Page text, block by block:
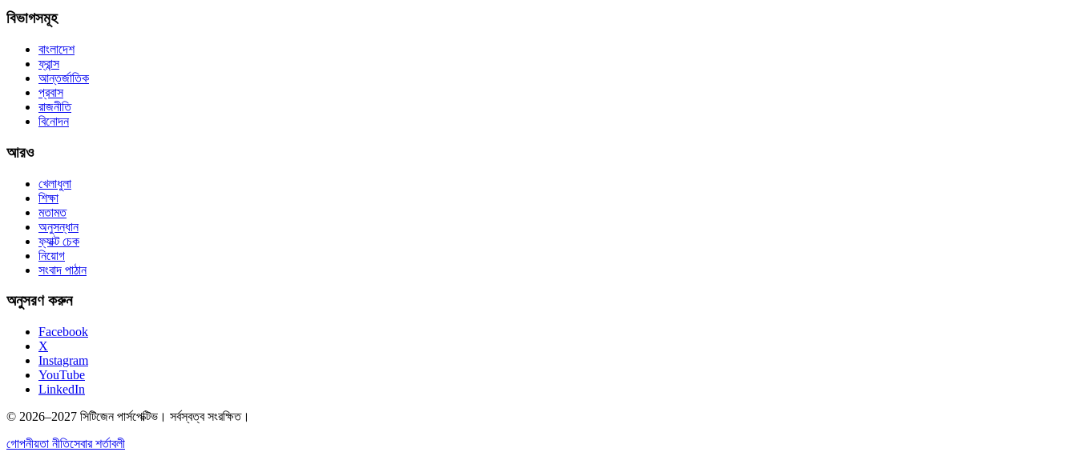
বিভাগসমূহ
বাংলাদেশ
ফ্রান্স
আন্তর্জাতিক
প্রবাস
রাজনীতি
বিনোদন
আরও
খেলাধুলা
শিক্ষা
মতামত
অনুসন্ধান
ফ্যাক্ট চেক
নিয়োগ
সংবাদ পাঠান
অনুসরণ করুন
Facebook
X
Instagram
YouTube
LinkedIn
© 2026–2027 সিটিজেন পার্সপেক্টিভ। সর্বস্বত্ব সংরক্ষিত।
গোপনীয়তা নীতিসেবার শর্তাবলী